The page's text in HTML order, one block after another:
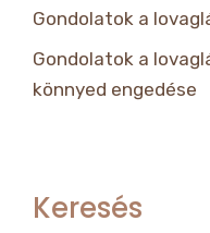
Gondolatok a
Gondolatok a
könnyed engedése
Keresés